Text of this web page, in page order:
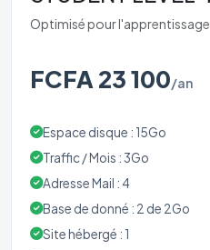
Optimisé pour l'apprentissage
FCFA 23 100/an
Espace disque : 15Go
Traffic / Mois : 3Go
Adresse Mail : 4
Base de donné : 2 de 2Go
Site hébergé : 1